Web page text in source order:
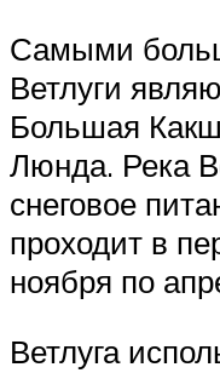
Самыми
Ветлуги
Большая
Люнда. Река
снеговое
проходит в
ноября по
Ветлуга